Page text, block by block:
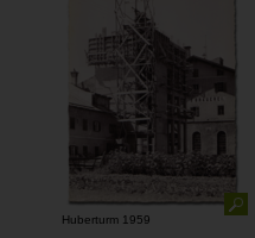
Huberturm 1959